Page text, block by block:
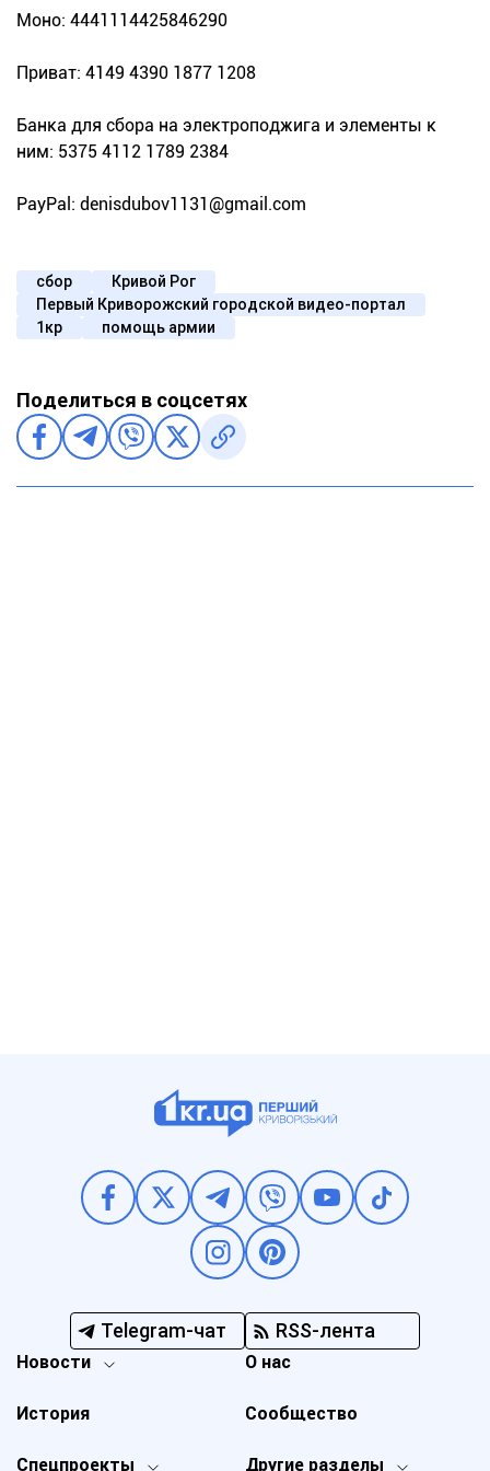
Моно: 4441114425846290
Приват: 4149 4390 1877 1208
Банка для сбора на электроподжига и элементы к
ним: 5375 4112 1789 2384
PayPal: denisdubov1131@gmail.com
сбор
Кривой Рог
Первый Криворожский городской видео-портал
1кр
помощь армии
Поделиться в соцсетях
Telegram-чат RSS-лента
Новости
Спецпроекты Другие разделы
История
О нас
Сообщество